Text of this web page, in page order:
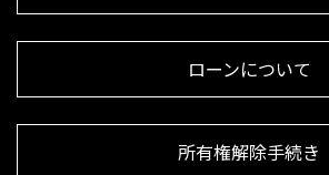
ローンについて
所有権解除手続き